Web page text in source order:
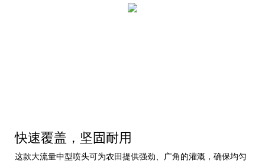
快速覆盖，坚固耐用
这款大流量中型喷头可为农田提供强劲、广角的灌溉，确保均匀